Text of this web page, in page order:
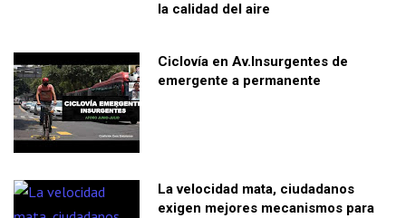
la calidad del aire
Ciclovía en Av.Insurgentes de
emergente a permanente
La velocidad mata, ciudadanos
exigen mejores mecanismos para